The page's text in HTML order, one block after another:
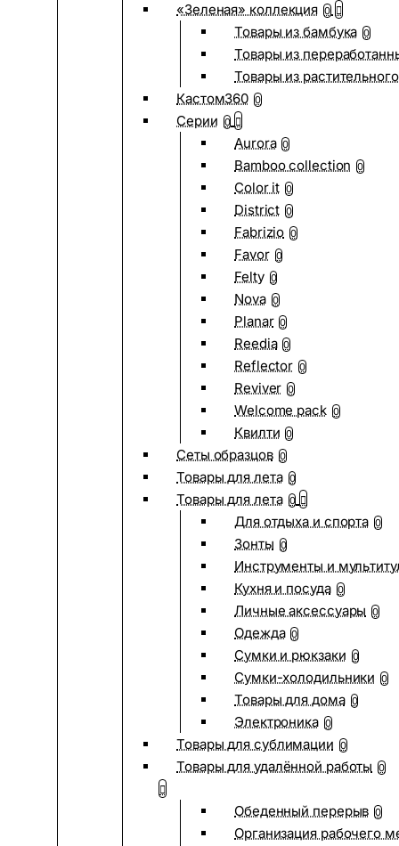
«Зеленая» коллекция 0
Товары из бамбука 0
Товары из
Товары из
Кастом360 0
Серии 0
Aurora 0
Bamboo collection 0
Color it 0
District 0
Fabrizio 0
Favor 0
Felty 0
Nova 0
Planar 0
Reedia 0
Reflector 0
Reviver 0
Welcome pack 0
Квилти 0
Сеты образцов 0
Товары для лета 0
Товары для лета 0
Для отдыха и спорта 0
Зонты 0
Инструменты и
Кухня и посуда 0
Личные аксессуары 0
Одежда 0
Сумки и рюкзаки 0
Сумки-холодильники 0
Товары для дома 0
Электроника 0
Товары для сублимации 0
Товары для удалённой работы 0
Обеденный перерыв 0
Организация рабочего